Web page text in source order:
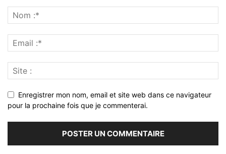
Enregistrer mon nom, email et site web dans ce navigateur
pour la prochaine fois que je commenterai.